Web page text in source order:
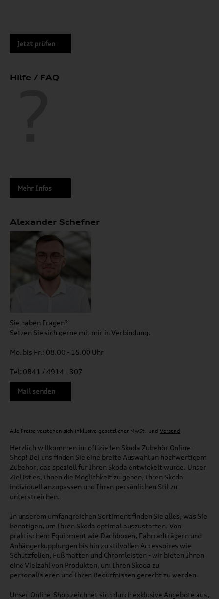
Jetzt prüfen
Hilfe / FAQ
Mehr Infos
Alexander Schefner
Sie haben Fragen?
Setzen Sie sich gerne mit mir in Verbindung.
Mo. bis Fr.: 08.00 - 15.00 Uhr
Tel: 0841 / 4914 - 307
Mail senden
Alle Preise verstehen sich inklusive gesetzlicher MwSt. und Versand
Herzlich willkommen im offiziellen Skoda Zubehör Online-
Shop! Bei uns finden Sie eine breite Auswahl an hochwertigem
Zubehör, das speziell für Ihren Skoda entwickelt wurde. Unser
Ziel ist es, Ihnen die Möglichkeit zu geben, Ihren Skoda
individuell anzupassen und Ihren persönlichen Stil zu
unterstreichen.
In unserem umfangreichen Sortiment finden Sie alles, was Sie
benötigen, um Ihren Skoda optimal auszustatten. Von
praktischem Equipment wie Dachboxen, Fahrradträgern und
Anhängerkupplungen bis hin zu stilvollen Accessoires wie
Schutzfolien, Fußmatten und Chromleisten - wir bieten Ihnen
eine Vielzahl von Produkten, um Ihren Skoda zu
personalisieren und Ihren Bedürfnissen gerecht zu werden.
Unser Online-Shop zeichnet sich durch exklusive Angebote aus,